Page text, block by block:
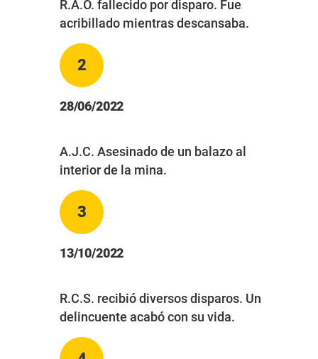
R.A.O. fallecido por disparo. Fue
acribillado mientras descansaba.
2
28/06/2022
A.J.C. Asesinado de un balazo al
interior de la mina.
3
13/10/2022
R.C.S. recibió diversos disparos. Un
delincuente acabó con su vida.